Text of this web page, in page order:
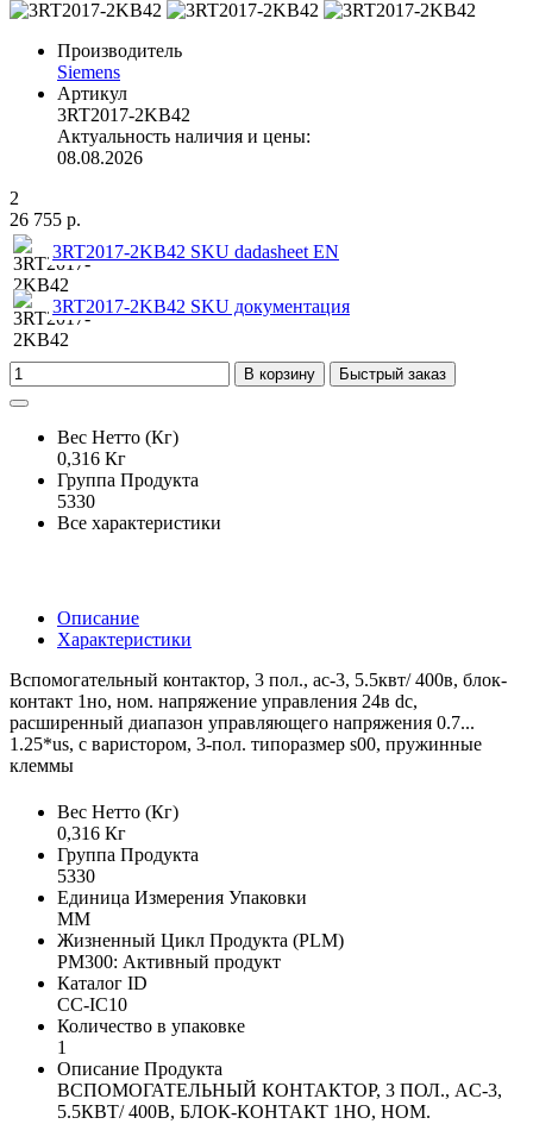
Производитель
Siemens
Артикул
3RT2017-2KB42
Актуальность наличия и цены:
08.08.2026
2
26 755 р.
3RT2017-2KB42 SKU dadasheet EN
3RT2017-2KB42 SKU документация
В корзину Быстрый заказ
Вес Нетто (Кг)
0,316 Кг
Группа Продукта
5330
Все характеристики
Описание
Характеристики
Вспомогательный контактор, 3 пол., ac-3, 5.5квт/ 400в, блок-
контакт 1но, ном. напряжение управления 24в dc,
расширенный диапазон управляющего напряжения 0.7...
1.25*us, с варистором, 3-пол. типоразмер s00, пружинные
клеммы
Вес Нетто (Кг)
0,316 Кг
Группа Продукта
5330
Единица Измерения Упаковки
MM
Жизненный Цикл Продукта (PLM)
PM300: Активный продукт
Каталог ID
CC-IC10
Количество в упаковке
1
Описание Продукта
ВСПОМОГАТЕЛЬНЫЙ КОНТАКТОР, 3 ПОЛ., AC-3,
5.5КВТ/ 400В, БЛОК-КОНТАКТ 1НО, НОМ.